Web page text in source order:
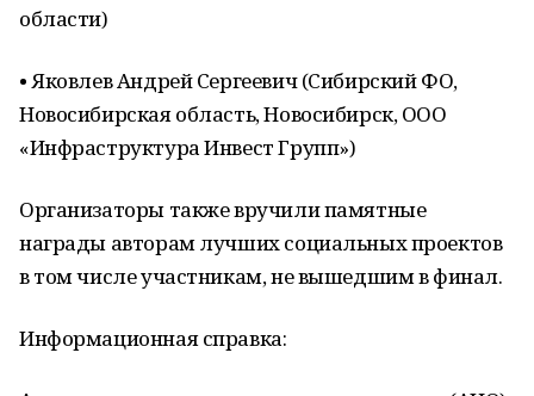
области)
• Яковлев Андрей Сергеевич (Сибирский ФО,
Новосибирская область, Новосибирск, ООО
«Инфраструктура Инвест Групп»)
Организаторы также вручили памятные
награды авторам лучших социальных проектов
в том числе участникам, не вышедшим в финал.
Информационная справка: